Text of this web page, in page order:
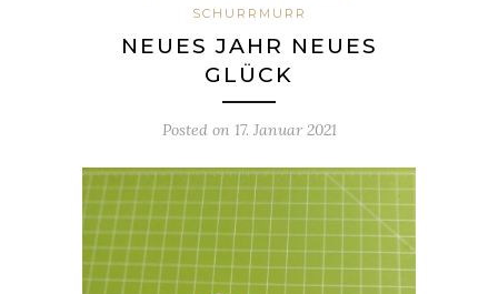
SCHURRMURR
NEUES JAHR NEUES
GLÜCK
Posted on 17. Januar 2021